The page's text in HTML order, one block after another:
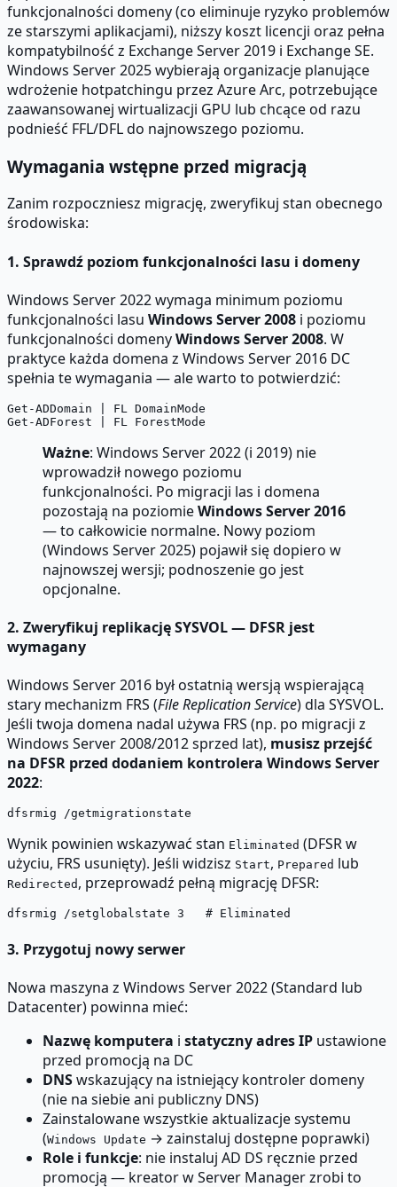
funkcjonalności domeny (co eliminuje ryzyko problemów
ze starszymi aplikacjami), niższy koszt licencji oraz pełna
kompatybilność z Exchange Server 2019 i Exchange SE.
Windows Server 2025 wybierają organizacje planujące
wdrożenie hotpatchingu przez Azure Arc, potrzebujące
zaawansowanej wirtualizacji GPU lub chcące od razu
podnieść FFL/DFL do najnowszego poziomu.
Wymagania wstępne przed migracją
Zanim rozpoczniesz migrację, zweryfikuj stan obecnego
środowiska:
1. Sprawdź poziom funkcjonalności lasu i domeny
Windows Server 2022 wymaga minimum poziomu
funkcjonalności lasu Windows Server 2008 i poziomu
funkcjonalności domenyWindows Server 2008. W
praktyce każda domena z Windows Server 2016 DC
spełnia te wymagania — ale warto to potwierdzić:
Get-ADDomain | FL DomainMode
Ważne: Windows Server 2022 (i 2019) nie
wprowadził nowego poziomu
funkcjonalności. Po migracji las i domena
pozostają na poziomieWindows Server 2016
— to całkowicie normalne. Nowy poziom
(Windows Server 2025) pojawił się dopiero w
najnowszej wersji; podnoszenie go jest
opcjonalne.
2. Zweryfikuj replikację SYSVOL — DFSR jest
wymagany
Windows Server 2016 był ostatnią wersją wspierającą
stary mechanizm FRS (File Replication Service) dla SYSVOL.
Jeśli twoja domena nadal używa FRS (np. po migracji z
Windows Server 2008/2012 sprzed lat), musisz przejść
na DFSR przed dodaniem kontrolera Windows Server
2022:
Wynik powinien wskazywać stan Eliminated (DFSR w
użyciu, FRS usunięty). Jeśli widzisz Start, Prepared lub
Redirected , przeprowadź pełną migrację DFSR:
3. Przygotuj nowy serwer
Nowa maszyna z Windows Server 2022 (Standard lub
Datacenter) powinna mieć:
Nazwę komputera i statyczny adres IP ustawione
przed promocją na DC
DNSwskazujący na istniejący kontroler domeny
(nie na siebie ani publiczny DNS)
Zainstalowane wszystkie aktualizacje systemu
(Windows Update → zainstaluj dostępne poprawki)
Role i funkcje: nie instaluj AD DS ręcznie przed
promocją — kreator w Server Manager zrobi to